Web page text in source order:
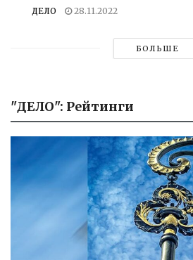
ДЕЛО 28.11.2022
БОЛЬШЕ
"ДЕЛО": Рейтинги